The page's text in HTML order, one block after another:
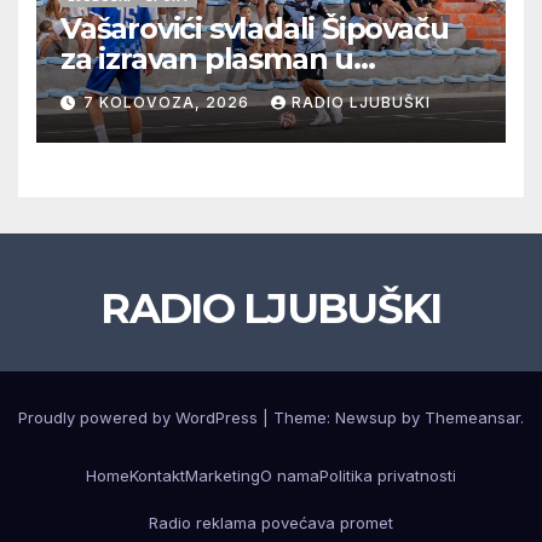
Vašarovići svladali Šipovaču
za izravan plasman u
četvrtfinale, Grab izborio
prolazak dalje, Klobuk ispao,
večeras počinje četvrtfinale
7 KOLOVOZA, 2026 RADIO LJUBUŠKI
RADIO LJUBUŠKI
Proudly powered by WordPress Theme: Newsup by Themeansar.
HomeKontaktMarketingO namaPolitika privatnosti
Radio reklama povećava promet